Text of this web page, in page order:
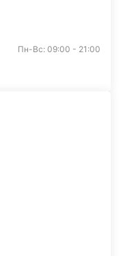
Пн-Вс: 09:00 - 21:00